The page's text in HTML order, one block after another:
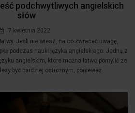
podchwytliwych angielskich
słów
7 kwietnia 2022
Jeśli nie wiesz, na co zwracać uwagę,
podczas nauki języka angielskiego. Jedną z
angielskim, które można łatwo pomylić ze
być bardziej ostrożnym, ponieważ...